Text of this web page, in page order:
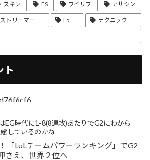
スキン FS ワイリフ アサシン
ストリーマー Lo テクニック
ト
EG時代に1-8(8連敗)あたりでG2にわから
しているのかね
「LoLチームパワーランキング」でG2
さえ、世界２位へ